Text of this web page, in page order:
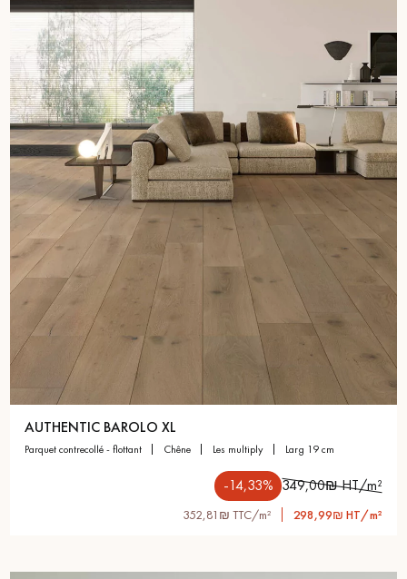
AUTHENTIC BAROLO XL
parquet contrecollé - flottant chêne les multiply larg 19 cm
-14,33% 349,00₪ HT/m²
352,81₪ TTC/m² 298,99₪ HT/m²